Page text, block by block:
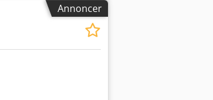
Annoncer